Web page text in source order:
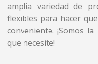
amplia variedad de
flexibles para hacer
conveniente. ¡Somos
que necesite!